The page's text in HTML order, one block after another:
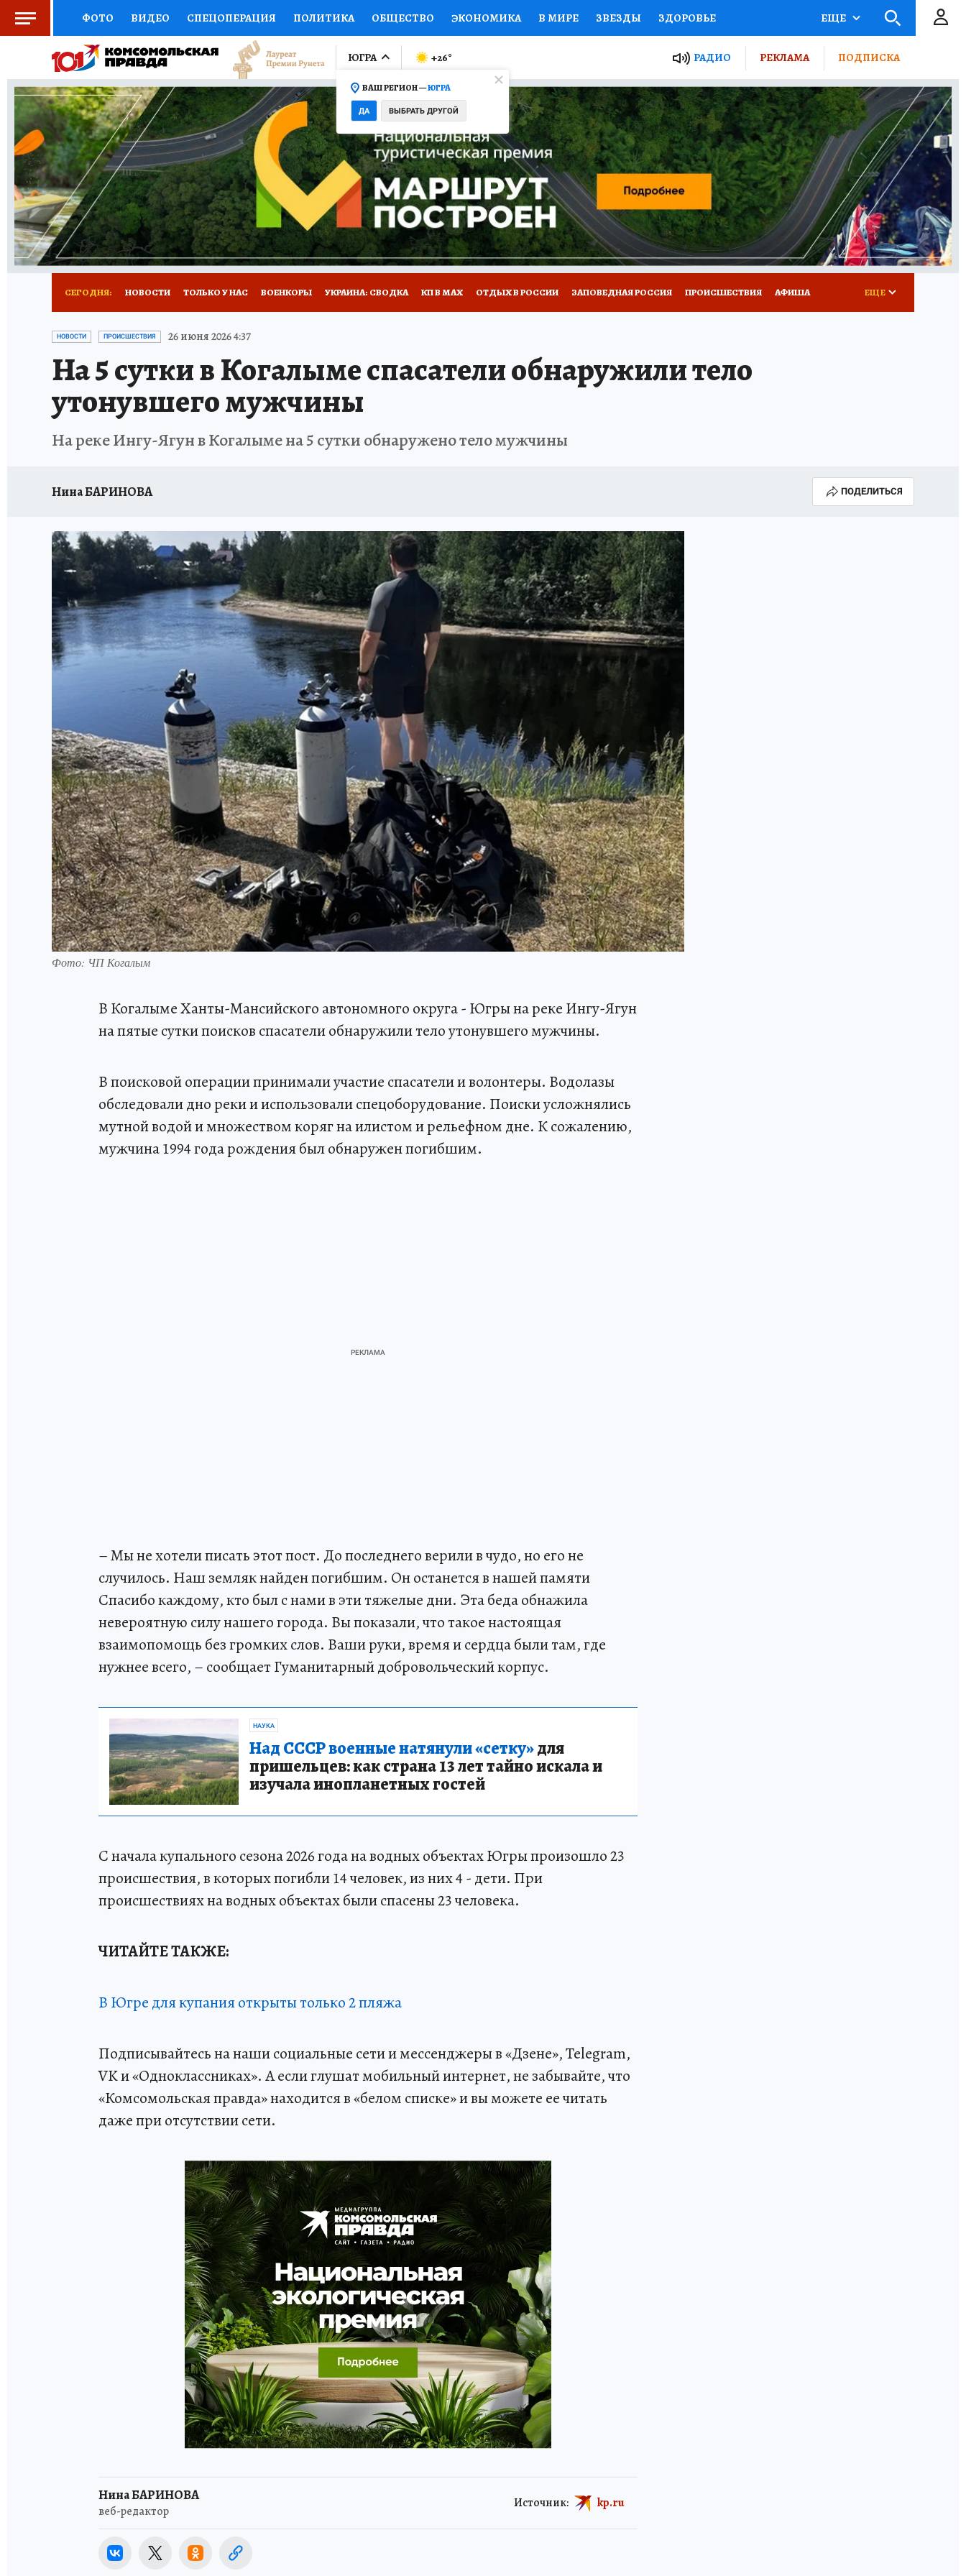
ФОТО ВИДЕО СПЕЦОПЕРАЦИЯ ПОЛИТИКА ОБЩЕСТВО ЭКОНОМИКА В МИРЕ ЗВЕЗДЫ ЗДОРОВЬЕ
СОЦПОДДЕРЖКА НАУКА СПОРТ КОЛУМНИСТЫ ПРОИСШЕСТВИЯ НАЦИОНАЛЬНЫЕ ПРОЕКТЫ РОССИИ
ВЫБОР ЭКСПЕРТОВ ДОКТОР ФИНАНСЫ ОТКРЫВАЕМ МИР СЕМЬЯ ЖЕНСКИЕ СЕКРЕТЫ ПУТЕВОДИТЕЛЬ
КНИЖНАЯ ПОЛКА ПРОГНОЗЫ НА СПОРТ ПРОМОКОДЫ СЕРИАЛЫ СПЕЦПРОЕКТЫ ДЕФИЦИТ ЖЕЛЕЗА ТУРИЗМ
ПРЕСС-ЦЕНТР НЕДВИЖИМОСТЬ ТЕЛЕВИЗОР КОЛЛЕКЦИИ КОНКУРСЫ РАБОТА У НАС ГИД ПОТРЕБИТЕЛЯ ВСЕ О КП
РАДИО КП РЕКЛАМА ТЕСТЫ НОВОЕ НА САЙТЕ
ЕЩЕ
ЮГРА
ВАШ РЕГИОН —ЮГРА
ДА ВЫБРАТЬ ДРУГОЙ
+26° РАДИО РЕКЛАМА ПОДПИСКА
СЕГОДНЯ: НОВОСТИ ТОЛЬКО У НАС ВОЕНКОРЫ УКРАИНА: СВОДКА КП В МАХ ОТДЫХ В РОССИИ ЗАПОВЕДНАЯ РОССИЯ ПРОИСШЕСТВИЯ АФИША
ИСПЫТАНО НА СЕБЕ
ЕЩЕ
НОВОСТИ ПРОИСШЕСТВИЯ 26 июня 2026 4:37
На 5 сутки в Когалыме спасатели обнаружили тело
утонувшего мужчины
На реке Ингу-Ягун в Когалыме на 5 сутки обнаружено тело мужчины
Нина БАРИНОВА ПОДЕЛИТЬСЯ
Фото: ЧП Когалым
В Когалыме Ханты-Мансийского автономного округа - Югры на реке Ингу-Ягун
на пятые сутки поисков спасатели обнаружили тело утонувшего мужчины.
В поисковой операции принимали участие спасатели и волонтеры. Водолазы
обследовали дно реки и использовали спецоборудование. Поиски усложнялись
мутной водой и множеством коряг на илистом и рельефном дне. К сожалению,
мужчина 1994 года рождения был обнаружен погибшим.
– Мы не хотели писать этот пост. До последнего верили в чудо, но его не
случилось. Наш земляк найден погибшим. Он останется в нашей памяти
Спасибо каждому, кто был с нами в эти тяжелые дни. Эта беда обнажила
невероятную силу нашего города. Вы показали, что такое настоящая
взаимопомощь без громких слов. Ваши руки, время и сердца были там, где
нужнее всего, – сообщает Гуманитарный добровольческий корпус.
НАУКА
Над СССР военные натянули «сетку»для
пришельцев: как страна 13 лет тайно искала и
изучала инопланетных гостей
С начала купального сезона 2026 года на водных объектах Югры произошло 23
происшествия, в которых погибли 14 человек, из них 4 - дети. При
происшествиях на водных объектах были спасены 23 человека.
ЧИТАЙТЕ ТАКЖЕ:
В Югре для купания открыты только 2 пляжа
Подписывайтесь на наши социальные сети и мессенджеры в «Дзене», Telegram,
VK и «Одноклассниках». А если глушат мобильный интернет, не забывайте, что
«Комсомольская правда» находится в «белом списке» и вы можете ее читать
даже при отсутствии сети.
Нина БАРИНОВА
веб-редактор
Источник: kp.ru